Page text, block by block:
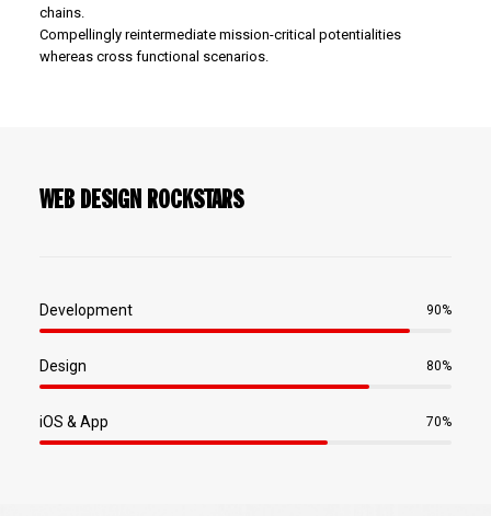
chains.
Compellingly reintermediate mission-critical potentialities
whereas cross functional scenarios.
WEB DESIGN ROCKSTARS
Development 90%
Design 80%
iOS & App 70%